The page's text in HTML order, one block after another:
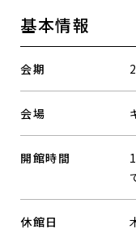
基本情報
会期
会場
開館時間
休館日